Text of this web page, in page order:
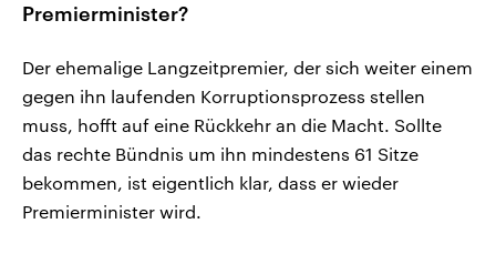
Premierminister?
Der ehemalige Langzeitpremier, der sich weiter einem
gegen ihn laufenden Korruptionsprozess stellen
muss, hofft auf eine Rückkehr an die Macht. Sollte
das rechte Bündnis um ihn mindestens 61 Sitze
bekommen, ist eigentlich klar, dass er wieder
Premierminister wird.